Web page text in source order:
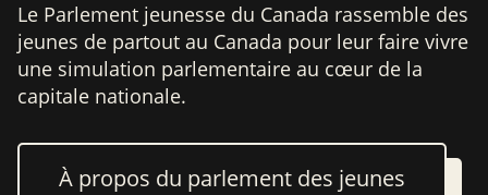
Le Parlement jeunesse du Canada rassemble des
jeunes de partout au Canada pour leur faire vivre
une simulation parlementaire au cœur de la
capitale nationale.
À propos du parlement des jeunes